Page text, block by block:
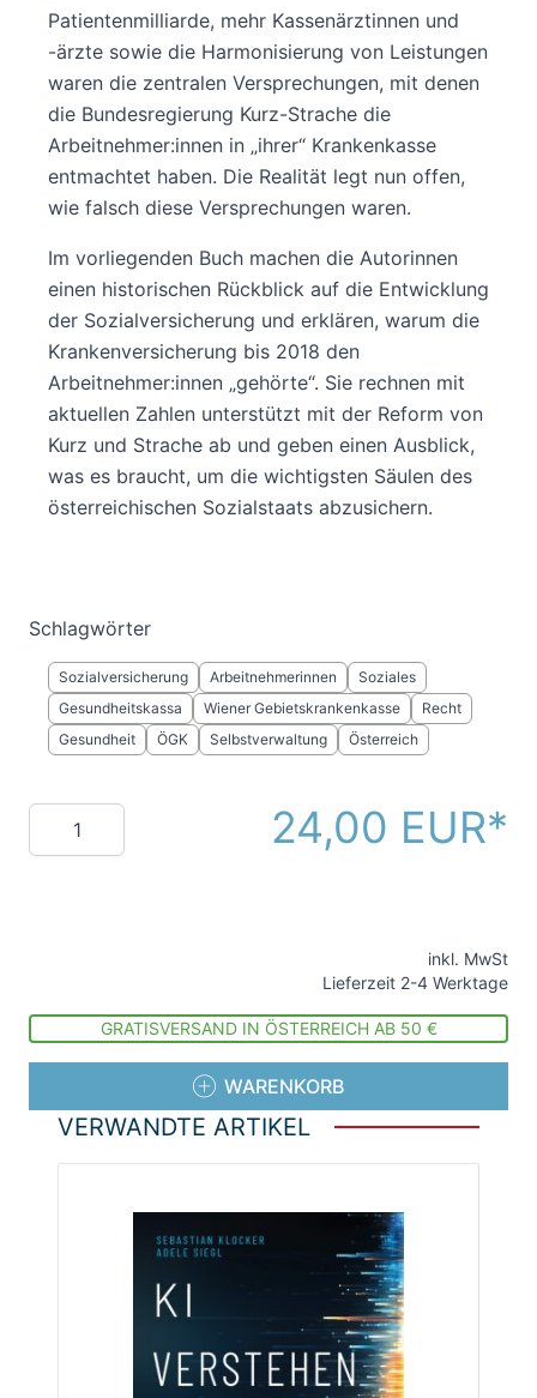
Patientenmilliarde, mehr Kassenärztinnen und
-ärzte sowie die Harmonisierung von Leistungen
waren die zentralen Versprechungen, mit denen
die Bundesregierung Kurz-Strache die
Arbeitnehmer:innen in „ihrer“ Krankenkasse
entmachtet haben. Die Realität legt nun offen,
wie falsch diese Versprechungen waren.
Im vorliegenden Buch machen die Autorinnen
einen historischen Rückblick auf die Entwicklung
der Sozialversicherung und erklären, warum die
Krankenversicherung bis 2018 den
Arbeitnehmer:innen „gehörte“. Sie rechnen mit
aktuellen Zahlen unterstützt mit der Reform von
Kurz und Strache ab und geben einen Ausblick,
was es braucht, um die wichtigsten Säulen des
österreichischen Sozialstaats abzusichern.
Schlagwörter
Sozialversicherung Arbeitnehmerinnen
Soziales
Gesundheitskassa
Wiener Gebietskrankenkasse
Recht
Gesundheit
ÖGK Selbstverwaltung Österreich
Menge 24,00 EUR
inkl. MwSt
Lieferzeit 2-4 Werktage
GRATISVERSAND IN ÖSTERREICH AB 50 €
WARENKORB
VERWANDTE ARTIKEL